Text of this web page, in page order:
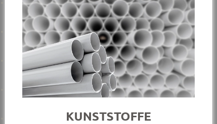
KUNSTSTOFFE